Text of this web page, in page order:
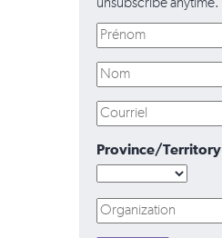
unsubscribe anytime.
Province/Territory